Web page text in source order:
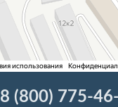
8 (800) 775-